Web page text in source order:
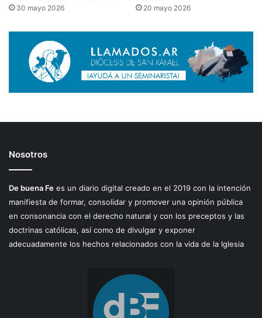
30 mayo 2026 20 mayo 2026
Nosotros
De buena Fe es un diario digital creado en el 2019 con la intención
manifiesta de formar, consolidar y promover una opinión pública
en consonancia con el derecho natural y con los preceptos y las
doctrinas católicas, así como de divulgar y exponer
adecuadamente los hechos relacionados con la vida de la Iglesia